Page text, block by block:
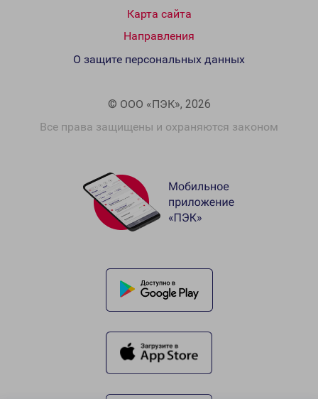
Карта сайта
Направления
© ООО «ПЭК», 2026
Все права защищены и охраняются законом
О защите персональных данных